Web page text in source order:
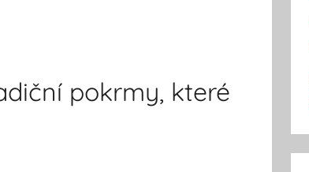
pokrmy, které